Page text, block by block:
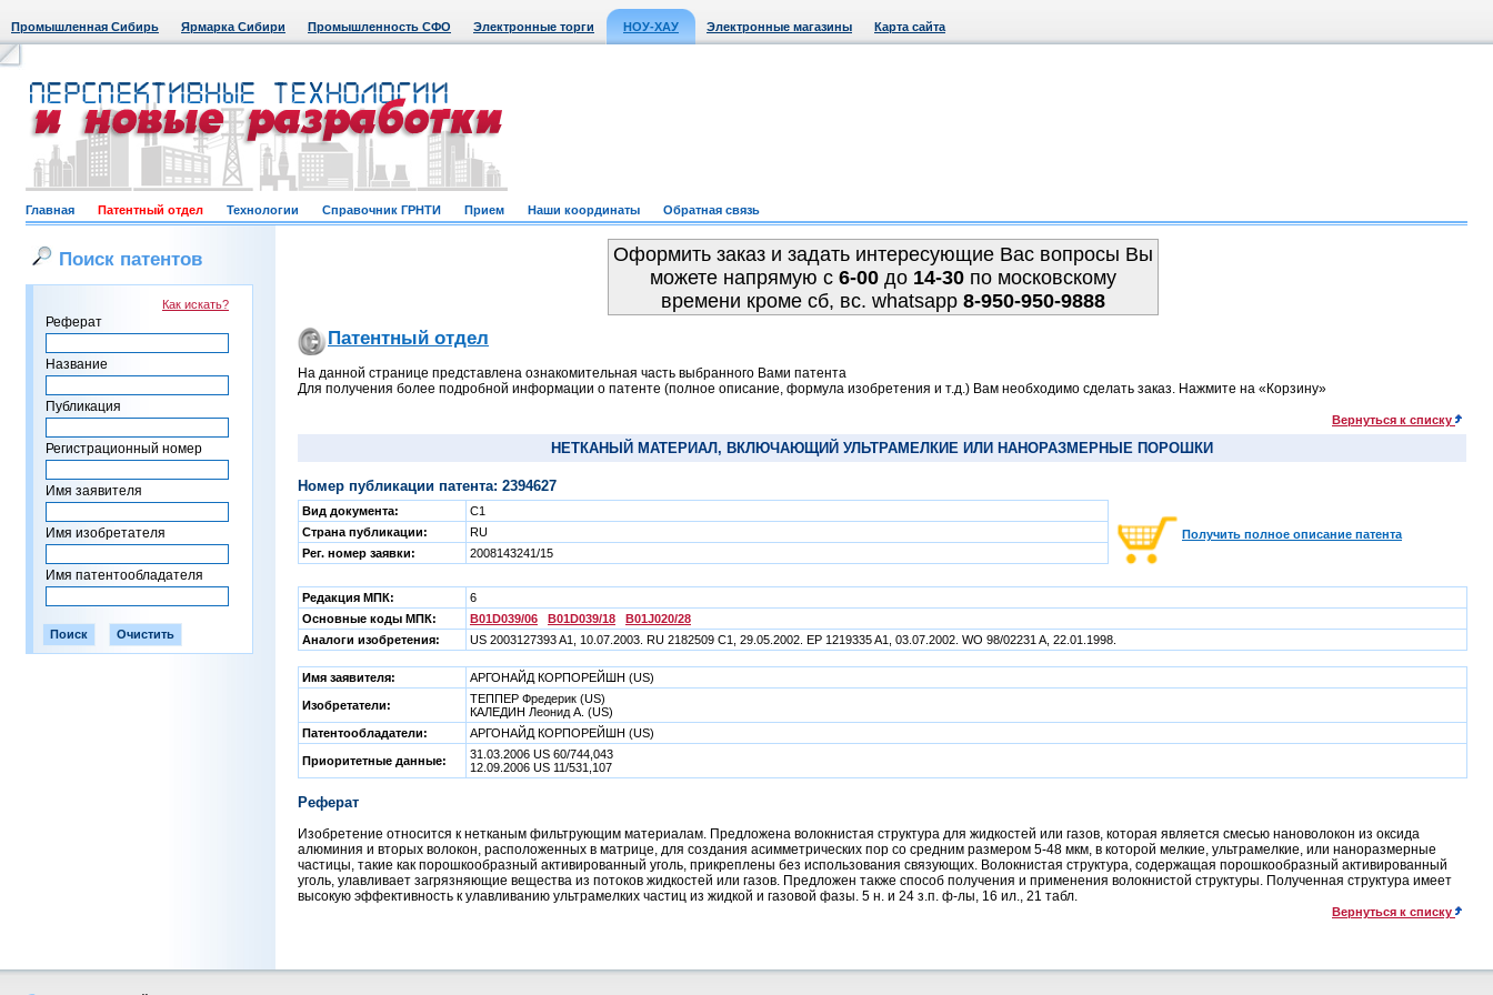
Промышленная Сибирь Ярмарка Сибири Промышленность СФО Электронные торги НОУ-ХАУ Электронные магазины Карта сайта
Главная Патентный отдел Технологии Справочник ГРНТИ Прием Наши координаты Обратная связь
Поиск патентов
Как искать?
Реферат
Название
Публикация
Регистрационный номер
Имя заявителя
Имя изобретателя
Имя патентообладателя
Оформить заказ и задать интересующие Вас вопросы Вы
можете напрямую c 6-00до 14-30по московскому
времени кроме сб, вс. whatsapp 8-950-950-9888
Патентный отдел
На данной странице представлена ознакомительная часть выбранного Вами патента
Для получения более подробной информации о патенте (полное описание, формула изобретения и т.д.) Вам необходимо сделать заказ. Нажмите на «Корзину»
Вернуться к списку
НЕТКАНЫЙ МАТЕРИАЛ, ВКЛЮЧАЮЩИЙ УЛЬТРАМЕЛКИЕ ИЛИ НАНОРАЗМЕРНЫЕ ПОРОШКИ
Номер публикации патента: 2394627
Вид документа:
C1
Страна публикации:
RU
Рег. номер заявки:
2008143241/15
Получить полное описание патента
Редакция МПК:
6
Основные коды МПК:
B01D039/06 B01D039/18
B01J020/28
Аналоги изобретения:
US 2003127393 A1, 10.07.2003. RU 2182509 C1, 29.05.2002. EP 1219335 A1, 03.07.2002. WO 98/02231 A, 22.01.1998.
Имя заявителя: АРГОНАЙД КОРПОРЕЙШН (US)
Изобретатели:
ТЕППЕР Фредерик (US)
КАЛЕДИН Леонид А. (US)
Патентообладатели:
АРГОНАЙД КОРПОРЕЙШН (US)
Приоритетные данные:
31.03.2006 US 60/744,043
12.09.2006 US 11/531,107
Реферат
Изобретение относится к нетканым фильтрующим материалам. Предложена волокнистая структура для жидкостей или газов, которая является смесью нановолокон из оксида
алюминия и вторых волокон, расположенных в матрице, для создания асимметрических пор со средним размером 5-48 мкм, в которой мелкие, ультрамелкие, или наноразмерные
частицы, такие как порошкообразный активированный уголь, прикреплены без использования связующих. Волокнистая структура, содержащая порошкообразный активированный
уголь, улавливает загрязняющие вещества из потоков жидкостей или газов. Предложен также способ получения и применения волокнистой структуры. Полученная структура имеет
высокую эффективность к улавливанию ультрамелких частиц из жидкой и газовой фазы. 5 н. и 24 з.п. ф-лы, 16 ил., 21 табл.
Вернуться к списку